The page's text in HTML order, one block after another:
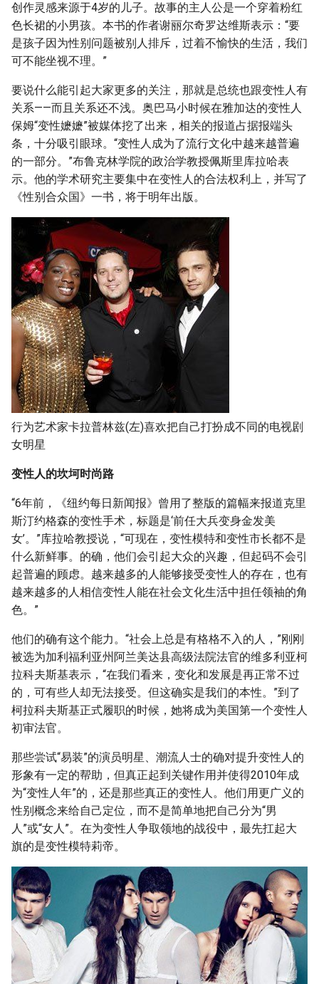
创作灵感来源于4岁的儿子。故事的主人公是一个穿着粉红
色长裙的小男孩。本书的作者谢丽尔奇罗达维斯表示：“要
是孩子因为性别问题被别人排斥，过着不愉快的生活，我们
可不能坐视不理。”
要说什么能引起大家更多的关注，那就是总统也跟变性人有
关系——而且关系还不浅。奥巴马小时候在雅加达的变性人
保姆“变性嬷嬷”被媒体挖了出来，相关的报道占据报端头
条，十分吸引眼球。“变性人成为了流行文化中越来越普遍
的一部分。”布鲁克林学院的政治学教授佩斯里库拉哈表
示。他的学术研究主要集中在变性人的合法权利上，并写了
《性别合众国》一书，将于明年出版。
行为艺术家卡拉普林兹(左)喜欢把自己打扮成不同的电视剧
女明星
变性人的坎坷时尚路
“6年前，《纽约每日新闻报》曾用了整版的篇幅来报道克里
斯汀约格森的变性手术，标题是‘前任大兵变身金发美
女’。”库拉哈教授说，“可现在，变性模特和变性市长都不是
什么新鲜事。的确，他们会引起大众的兴趣，但起码不会引
起普遍的顾虑。越来越多的人能够接受变性人的存在，也有
越来越多的人相信变性人能在社会文化生活中担任领袖的角
色。”
他们的确有这个能力。“社会上总是有格格不入的人，”刚刚
被选为加利福利亚州阿兰美达县高级法院法官的维多利亚柯
拉科夫斯基表示，“在我们看来，变化和发展是再正常不过
的，可有些人却无法接受。但这确实是我们的本性。”到了
柯拉科夫斯基正式履职的时候，她将成为美国第一个变性人
初审法官。
那些尝试“易装”的演员明星、潮流人士的确对提升变性人的
形象有一定的帮助，但真正起到关键作用并使得2010年成
为“变性人年”的，还是那些真正的变性人。他们用更广义的
性别概念来给自己定位，而不是简单地把自己分为“男
人”或“女人”。在为变性人争取领地的战役中，最先扛起大
旗的是变性模特莉帝。